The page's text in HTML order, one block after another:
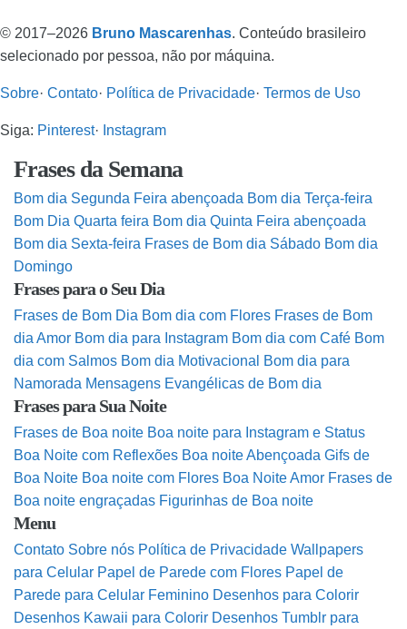
© 2017–2026 Bruno Mascarenhas. Conteúdo brasileiro
selecionado por pessoa, não por máquina.
Sobre· Contato· Política de Privacidade· Termos de Uso
Siga: Pinterest· Instagram
Frases da Semana
Bom dia Segunda Feira abençoada Bom dia Terça-feira
Bom Dia Quarta feira Bom dia Quinta Feira abençoada
Bom dia Sexta-feira Frases de Bom dia Sábado Bom dia
Domingo
Frases para o Seu Dia
Frases de Bom Dia Bom dia com Flores Frases de Bom
dia Amor Bom dia para Instagram Bom dia com Café Bom
dia com Salmos Bom dia Motivacional
Bom dia para
Namorada Mensagens Evangélicas de Bom dia
Frases para Sua Noite
Frases de Boa noite Boa noite para Instagram e Status
Boa Noite com Reflexões Boa noite Abençoada Gifs de
Boa Noite Boa noite com Flores Boa Noite Amor Frases de
Boa noite engraçadas Figurinhas de Boa noite
Menu
Contato Sobre nós Política de Privacidade Wallpapers
para Celular Papel de Parede com Flores Papel de
Parede para Celular Feminino Desenhos para Colorir
Desenhos Kawaii para Colorir Desenhos Tumblr para